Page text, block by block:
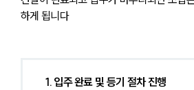
하게 됩니다
1. 입주 완료 및 등기 절차 진행